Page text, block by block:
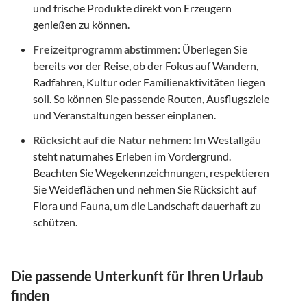
und frische Produkte direkt von Erzeugern
genießen zu können.
Freizeitprogramm abstimmen: Überlegen Sie
bereits vor der Reise, ob der Fokus auf Wandern,
Radfahren, Kultur oder Familienaktivitäten liegen
soll. So können Sie passende Routen, Ausflugsziele
und Veranstaltungen besser einplanen.
Rücksicht auf die Natur nehmen: Im Westallgäu
steht naturnahes Erleben im Vordergrund.
Beachten Sie Wegekennzeichnungen, respektieren
Sie Weideflächen und nehmen Sie Rücksicht auf
Flora und Fauna, um die Landschaft dauerhaft zu
schützen.
Die passende Unterkunft für Ihren Urlaub
finden